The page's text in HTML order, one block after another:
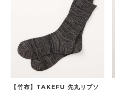
【竹布】TAKEFU 先丸リブソ